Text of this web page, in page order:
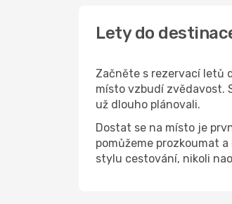
Lety do
Začněte s rezervací letů
místo vzbudí zvědavost.
už dlouho plánovali.
Dostat se na místo je
pomůžeme prozkoumat
stylu cestování, nikoli